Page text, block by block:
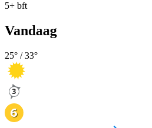
5+ bft
Vandaag
25° /33°